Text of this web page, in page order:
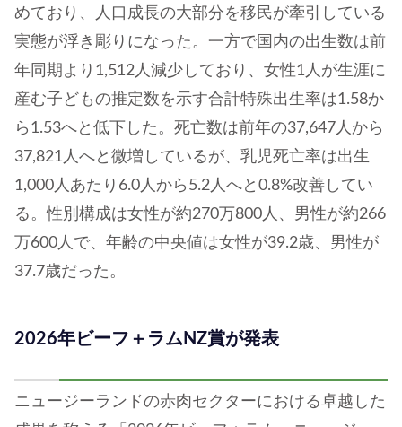
めており、人口成長の大部分を移民が牽引している
実態が浮き彫りになった。一方で国内の出生数は前
年同期より1,512人減少しており、女性1人が生涯に
産む子どもの推定数を示す合計特殊出生率は1.58か
ら1.53へと低下した。死亡数は前年の37,647人から
37,821人へと微増しているが、乳児死亡率は出生
1,000人あたり6.0人から5.2人へと0.8%改善してい
る。性別構成は女性が約270万800人、男性が約266
万600人で、年齢の中央値は女性が39.2歳、男性が
37.7歳だった。
2026年ビーフ＋ラムNZ賞が発表
ニュージーランドの赤肉セクターにおける卓越した